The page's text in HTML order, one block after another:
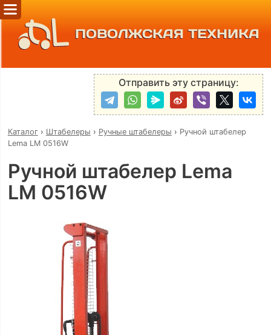
ПОВОЛЖСКАЯ ТЕХНИКА
Отправить эту страницу:
Каталог› Штабелеры › Ручные штабелеры › Ручной штабелер
Lema LM 0516W
Ручной штабелер Lema
LM 0516W